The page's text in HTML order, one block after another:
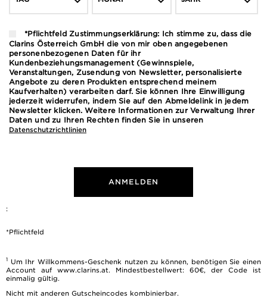
*Pflichtfeld Zustimmungserklärung: Ich stimme zu, dass die
Clarins Österreich GmbH die von mir oben angegebenen
personenbezogenen Daten für ihr
Kundenbeziehungsmanagement (Gewinnspiele,
Veranstaltungen, Zusendung von Newsletter, personalisierte
Angebote zu deren Produkten entsprechend meinem
Kaufverhalten) verarbeiten darf. Sie können Ihre Einwilligung
jederzeit widerrufen, indem Sie auf den Abmeldelink in jedem
Newsletter klicken. Weitere Informationen zur Verwaltung Ihrer
Daten und zu Ihren Rechten finden Sie in unseren
Datenschutzrichtlinien
ANMELDEN
:
*Pflichtfeld
1 Um Ihr Willkommens-Geschenk nutzen zu können, benötigen Sie einen
Account auf www.clarins.at. Mindestbestellwert: 60€, der Code ist
einmalig gültig.
Nicht mit anderen Gutscheincodes kombinierbar.